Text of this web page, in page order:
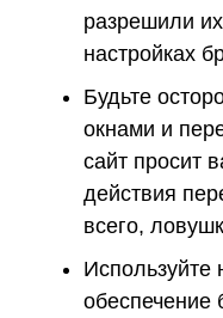
разрешили
настройках
Будьте
окнами и
сайт просит
действия
всего,
Используйте
обеспечение